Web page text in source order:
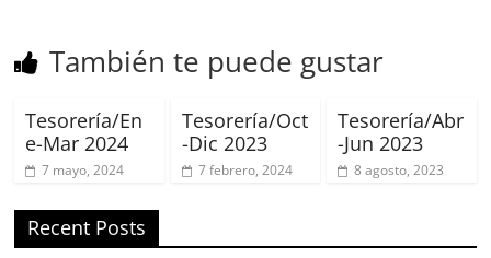
También te puede gustar
Tesorería/En
e-Mar 2024
7 mayo, 2024
Tesorería/Oct
-Dic 2023
7 febrero, 2024
Tesorería/Abr
-Jun 2023
8 agosto, 2023
Recent Posts